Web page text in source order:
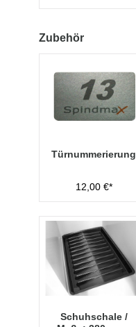
Zubehör
Türnummerierung
12,00 €*
Schuhschale /